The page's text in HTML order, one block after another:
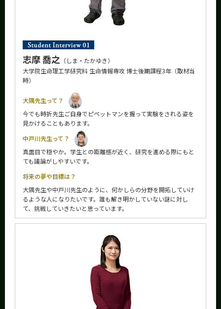
志摩 喬之 （しま・たかゆき）
大学院生命理工学研究科 生命情報専攻 博士後期課程3年（取材当
時）
大隅先生って？
今でも時折先生ご自身でピペットマンを握って実験をされる姿を
見かけることもあります。
中戸川先生って？
真面目で穏やか。学生との距離感が近く、研究を進める際にもと
ても議論がしやすいです。
将来の夢や目標は？
大隅先生や中戸川先生のように、何かしらの分野を開拓していけ
るような人になりたいです。誰も解き明かしていない謎に対し
て、挑戦していきたいと思っています。